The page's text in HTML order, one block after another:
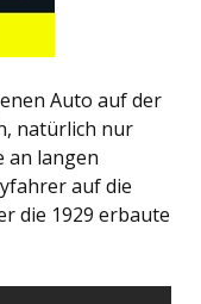
Auto auf der
natürlich nur
an langen
auf die
die 1929 erbaute